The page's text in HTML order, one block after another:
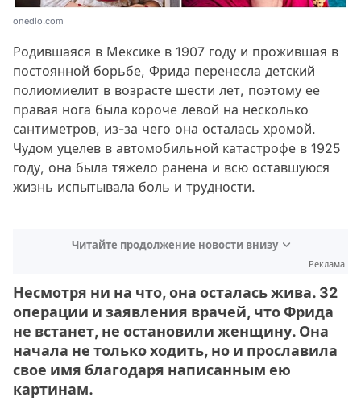
onedio.com
Родившаяся в Мексике в 1907 году и прожившая в
постоянной борьбе, Фрида перенесла детский
полиомиелит в возрасте шести лет, поэтому ее
правая нога была короче левой на несколько
сантиметров, из-за чего она осталась хромой.
Чудом уцелев в автомобильной катастрофе в 1925
году, она была тяжело ранена и всю оставшуюся
жизнь испытывала боль и трудности.
Читайте продолжение новости внизу
Реклама
Несмотря ни на что, она осталась жива. 32
операции и заявления врачей, что Фрида
не встанет, не остановили женщину. Она
начала не только ходить, но и прославила
свое имя благодаря написанным ею
картинам.